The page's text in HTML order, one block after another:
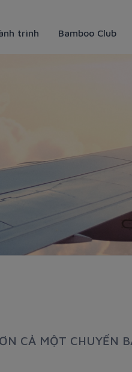
trình Bamboo Club
CẢ MỘT CHUYẾN